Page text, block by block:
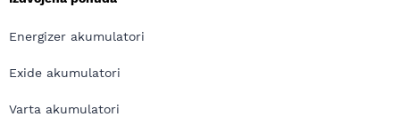
Energizer akumulatori
Exide akumulatori
Varta akumulatori